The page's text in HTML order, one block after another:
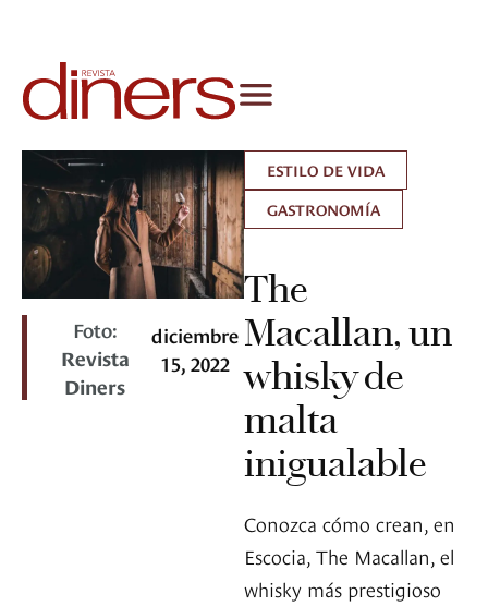
Foto:
Revista
Diners
diciembre
15, 2022
ESTILO DE VIDA
GASTRONOMÍA
The
Macallan, un
whisky de
malta
inigualable
Conozca cómo crean, en
Escocia, The Macallan, el
whisky más prestigioso